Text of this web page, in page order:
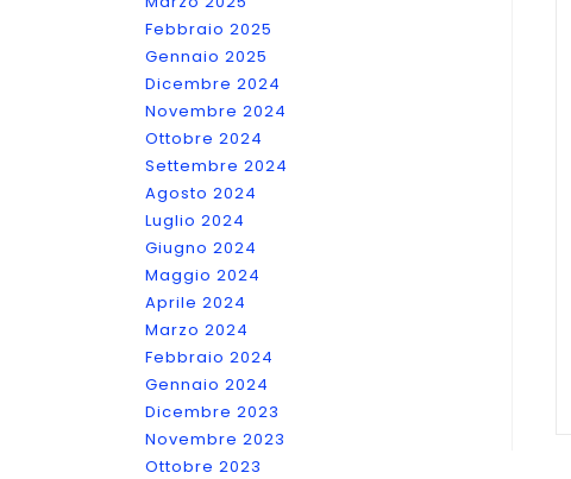
Febbraio 2025
Gennaio 2025
Dicembre 2024
Novembre 2024
Ottobre 2024
Settembre 2024
Agosto 2024
Luglio 2024
Giugno 2024
Maggio 2024
Aprile 2024
Marzo 2024
Febbraio 2024
Gennaio 2024
Dicembre 2023
Novembre 2023
Ottobre 2023